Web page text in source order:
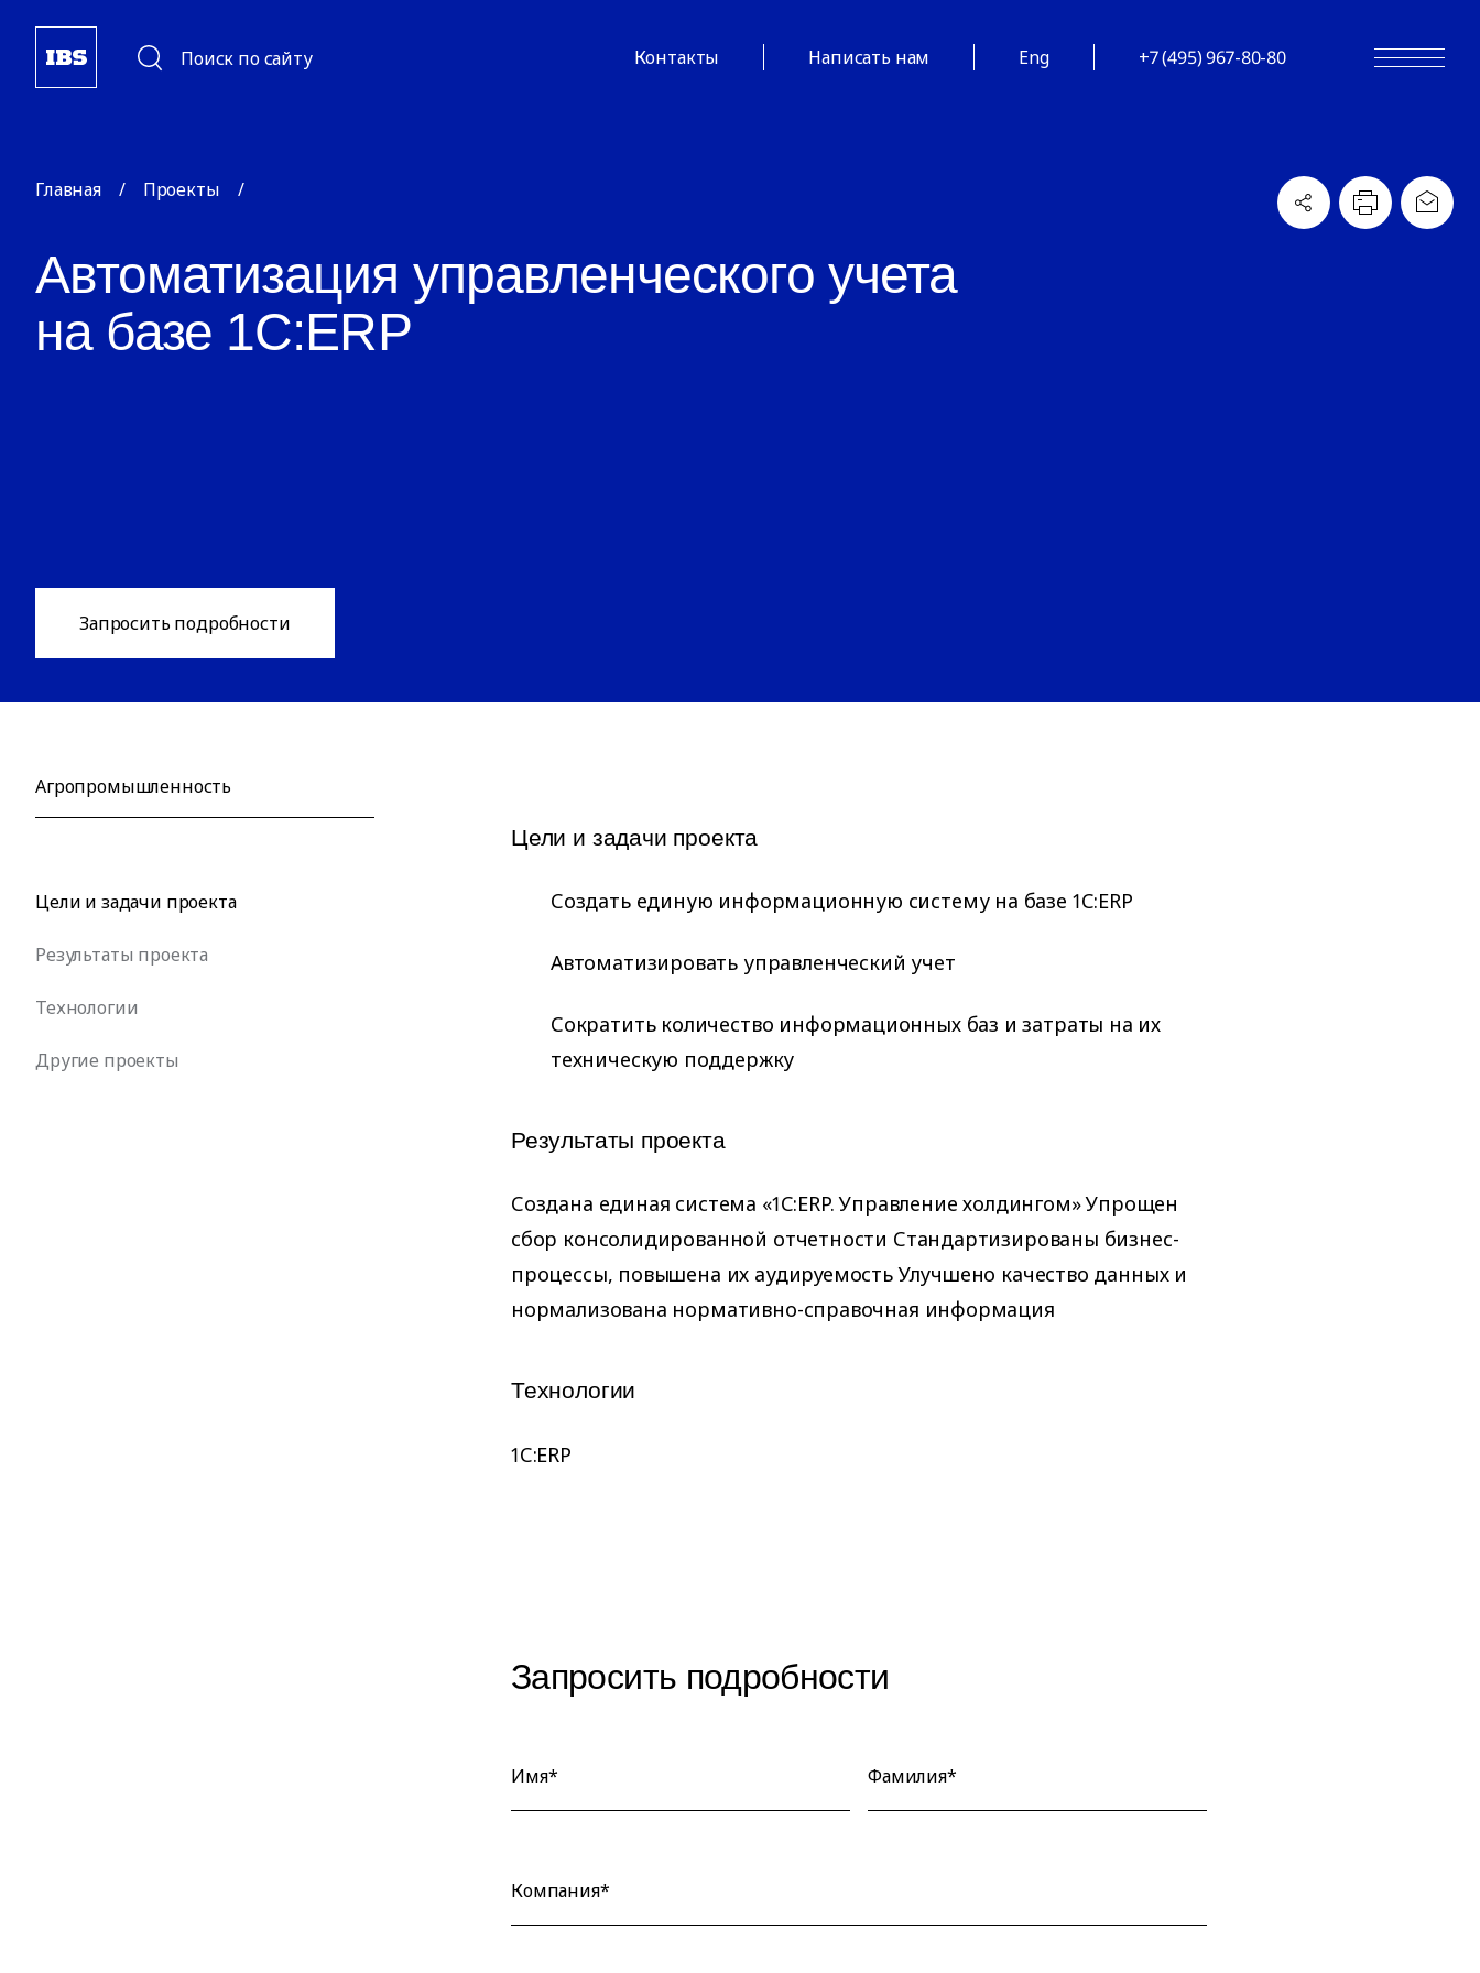
Поиск по сайту Контакты Написать нам Eng +7 (495) 967-80-80
Главная / Проекты /
Автоматизация управленческого учета
на базе 1С:ERP
Запросить подробности
Агропромышленность
Цели и задачи проекта
Результаты проекта
Технологии
Другие проекты
Цели и задачи проекта
Создать единую информационную систему на базе 1С:ERP
Автоматизировать управленческий учет
Сократить количество информационных баз и затраты на их
техническую поддержку
Результаты проекта
Создана единая система «1С:ERP. Управление холдингом» Упрощен
сбор консолидированной отчетности Стандартизированы бизнес-
процессы, повышена их аудируемость Улучшено качество данных и
нормализована нормативно-справочная информация
Технологии
1С:ERP
Запросить подробности
Имя* Фамилия*
Компания*